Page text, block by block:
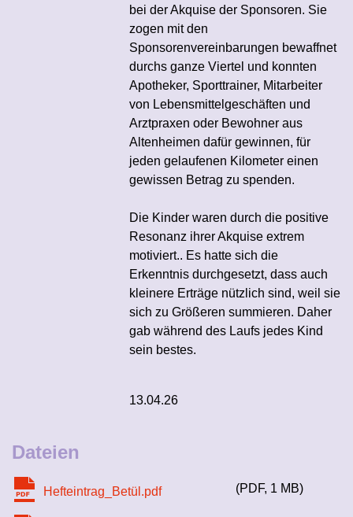
bei der Akquise der Sponsoren. Sie
zogen mit den
Sponsorenvereinbarungen bewaffnet
durchs ganze Viertel und konnten
Apotheker, Sporttrainer, Mitarbeiter
von Lebensmittelgeschäften und
Arztpraxen oder Bewohner aus
Altenheimen dafür gewinnen, für
jeden gelaufenen Kilometer einen
gewissen Betrag zu spenden.
Die Kinder waren durch die positive
Resonanz ihrer Akquise extrem
motiviert.. Es hatte sich die
Erkenntnis durchgesetzt, dass auch
kleinere Erträge nützlich sind, weil sie
sich zu Größeren summieren. Daher
gab während des Laufs jedes Kind
sein bestes.
13.04.26
Dateien
Hefteintrag_Betül.pdf PDF 1 MB